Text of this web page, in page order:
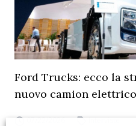
Ford Trucks: ecco la
nuovo camion